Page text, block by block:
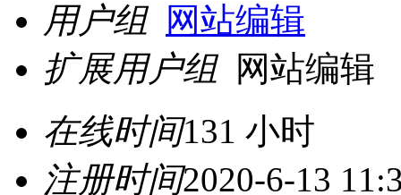
用户组 网站编辑
扩展用户组 网站编辑
在线时间131 小时
注册时间2020-6-13